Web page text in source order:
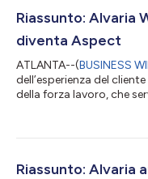
Riassunto: Alvaria
diventa Aspect
ATLANTA--(BUSINESS
dell’esperienza del
della forza lavoro, che
domanda di strumenti
Enterprise Workforce
Riassunto: Alvaria